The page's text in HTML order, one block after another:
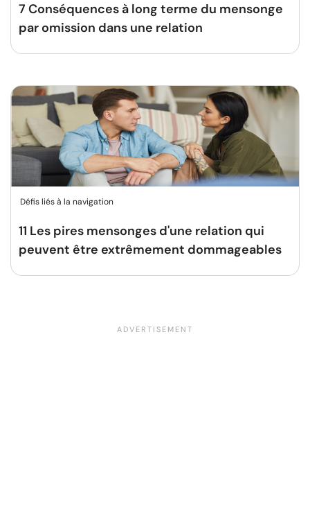
7 Conséquences à long terme du mensonge
par omission dans une relation
Défis liés à la navigation
11 Les pires mensonges d'une relation qui
peuvent être extrêmement dommageables